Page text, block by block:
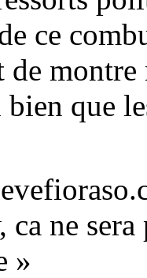
ce
de
bien que
ne
»